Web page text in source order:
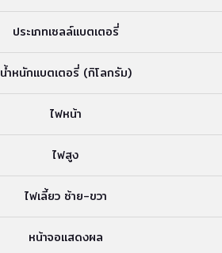
ประเภทเซลล์แบตเตอรี่
น้ำหนักแบตเตอรี่ (กิโลกรัม)
ไฟหน้า
ไฟสูง
ไฟเลี้ยว ซ้าย-ขวา
หน้าจอแสดงผล